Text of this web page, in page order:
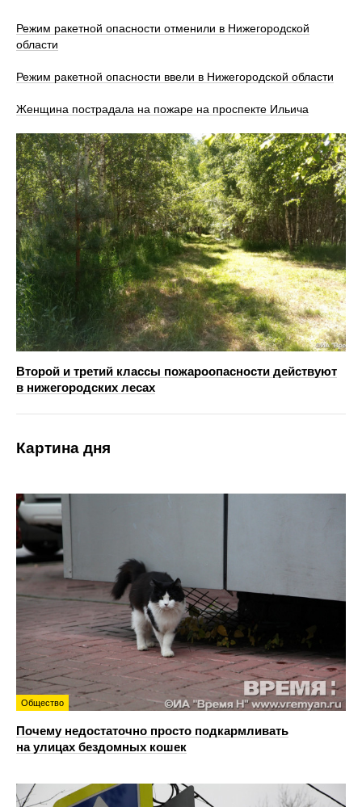
Режим ракетной опасности отменили в Нижегородской
области
Режим ракетной опасности ввели в Нижегородской области
Женщина пострадала на пожаре на проспекте Ильича
Второй и третий классы пожароопасности действуют
в нижегородских лесах
Картина дня
Общество
Почему недостаточно просто подкармливать
на улицах бездомных кошек